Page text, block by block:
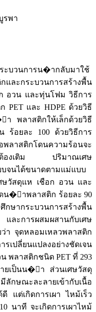
รพา
ะบวนการน�ากลับมาใช้
ละกระบวนการสร้างพื้น
อวน และทุ่นโฟม วิธีการ
และ HDPE ด้วยวิธี
พลาสติกให้เล็กด้วยวิธี
ร้อยละ 100 ด้วยวิธีการ
ลาสติกโดนความร้อนจะ
ป็นต้องเติม ปริมาณเศษ
จนได้ขนาดตามแม่แบบ
ษวัสดุแห เชือก อวน และ
น�้าพลาสติก ร้อยละ 90
กษากระบวนการสร้างพื้น
ละการผสมผสานกับเศษ
า จุดหลอมเหลวพลาสติก
รเปลี่ยนแปลงอย่างชัดเจน
พลาสติกชนิด PET ที่ 293
ายเป็นน�้า ส่วนเศษวัสดุ
ณะละลายเข้ากับเนื้อ
แต่เกิดการเผา ไหม้เร็ว
นาที จะเกิดการเผาไหม้